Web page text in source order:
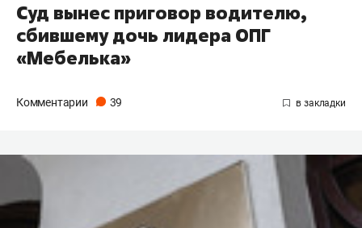
Суд вынес приговор водителю,
сбившему дочь лидера ОПГ
«Мебелька»
Комментарии 39